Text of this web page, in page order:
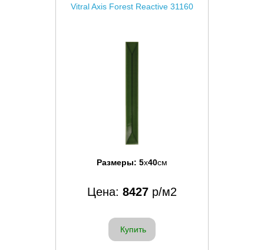
Vitral Axis Forest Reactive 31160
Размеры: 5x40см
Цена: 8427 р/м2
Купить